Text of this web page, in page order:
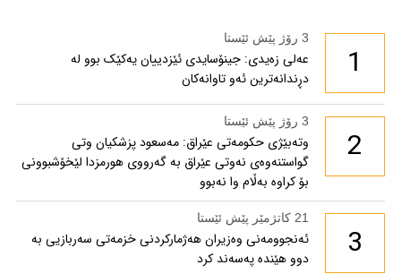
1
3 رۆژ پێش ئێستا
عەلی زەیدی: جینۆسایدی ئێزدییان یەکێک بوو لە
دڕندانەترین ئەو تاوانەکان
2
3 رۆژ پێش ئێستا
وتەبێژی حکومەتی عێراق: مەسعود پزشكیان وتی
گواستنەوەی نەوتی عێراق بە گەرووی هورمزدا لێخۆشبوونی
بۆ كراوە بەڵام وا نەبوو
3
21 کاتژمێر پێش ئێستا
ئەنجوومەنی وەزیران هەژمارکردنی خزمەتی سەربازیی بە
دوو هێندە پەسەند کرد